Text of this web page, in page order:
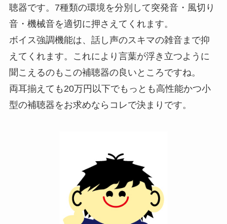
聴器です。7種類の環境を分別して突発音・風切り
音・機械音を適切に押さえてくれます。
ボイス強調機能は、話し声のスキマの雑音まで抑
えてくれます。これにより言葉が浮き立つように
聞こえるのもこの補聴器の良いところですね。
両耳揃えても20万円以下でもっとも高性能かつ小
型の補聴器をお求めならコレで決まりです。